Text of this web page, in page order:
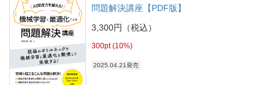
問題解決講座【PDF版】
3,300円（税込）
300pt (10%)
2025.04.21発売